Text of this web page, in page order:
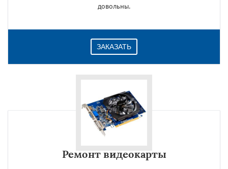
довольны.
ЗАКАЗАТЬ
Ремонт видеокарты